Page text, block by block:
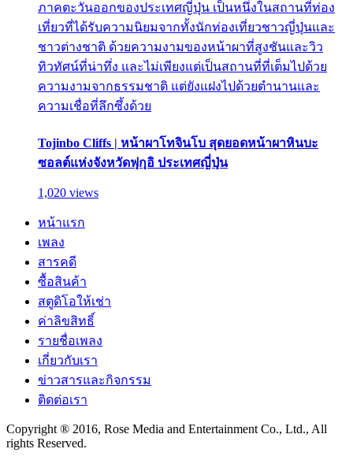
ภาคตะวันออกของประเทศญี่ปุ่น เป็นหนึ่งในสถานที่ท่อง
เที่ยวที่ได้รับความนิยมจากทั้งนักท่องเที่ยวชาวญี่ปุ่นและ
ชาวต่างชาติ ด้วยความงามของหน้าผาที่สูงชันและวิว
ทิวทัศน์ที่น่าทึ่ง และไม่เพียงแต่เป็นสถานที่ที่เต็มไปด้วย
ความงามจากธรรมชาติ แต่ยังแฝงไปด้วยตำนานและ
ความเชื่อที่ลึกซึ้งด้วย
Tojinbo Cliffs | หน้าผาโทจินโบ สุดยอดหน้าผาหินบะ
ซอลต์แห่งจังหวัดฟุกุอิ ประเทศญี่ปุ่น
1,020 views
หน้าแรก
เพลง
สารคดี
ซื้อสินค้า
สตูดิโอให้เช่า
ค่าลิขสิทธิ์
รายชื่อเพลง
เกี่ยวกับเรา
ข่าวสารและกิจกรรม
ติดต่อเรา
Copyright ® 2016, Rose Media and Entertainment Co., Ltd., All
rights Reserved.